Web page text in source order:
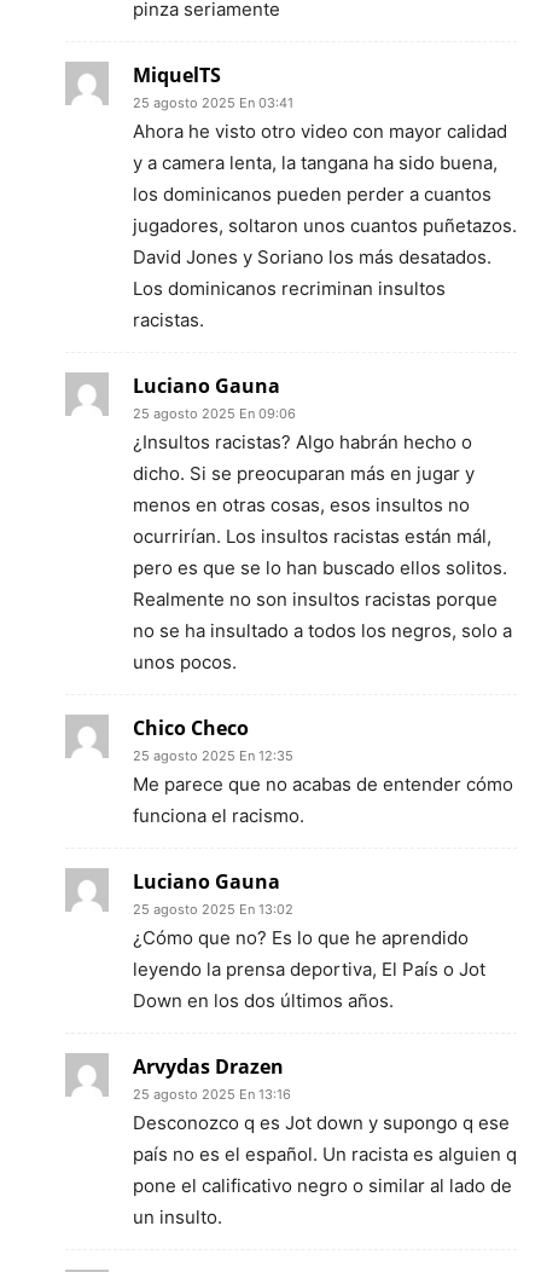
pinza seriamente
MiquelTS
25 agosto 2025 En 03:41
Ahora he visto otro video con mayor calidad
y a camera lenta, la tangana ha sido buena,
los dominicanos pueden perder a cuantos
jugadores, soltaron unos cuantos puñetazos.
David Jones y Soriano los más desatados.
Los dominicanos recriminan insultos
racistas.
Luciano Gauna
25 agosto 2025 En 09:06
¿Insultos racistas? Algo habrán hecho o
dicho. Si se preocuparan más en jugar y
menos en otras cosas, esos insultos no
ocurrirían. Los insultos racistas están mál,
pero es que se lo han buscado ellos solitos.
Realmente no son insultos racistas porque
no se ha insultado a todos los negros, solo a
unos pocos.
Chico Checo
25 agosto 2025 En 12:35
Me parece que no acabas de entender cómo
funciona el racismo.
Luciano Gauna
25 agosto 2025 En 13:02
¿Cómo que no? Es lo que he aprendido
leyendo la prensa deportiva, El País o Jot
Down en los dos últimos años.
Arvydas Drazen
25 agosto 2025 En 13:16
Desconozco q es Jot down y supongo q ese
país no es el español. Un racista es alguien q
pone el calificativo negro o similar al lado de
un insulto.